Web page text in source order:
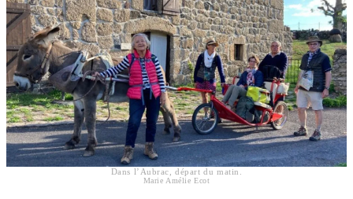
Dans l’Aubrac, départ du matin.
Marie Amélie Ecot